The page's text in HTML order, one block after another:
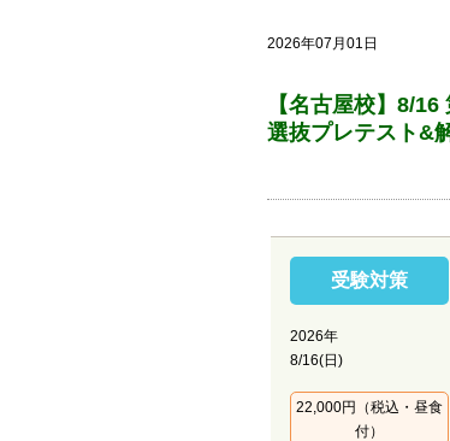
2026年07月01日
【名古屋校】8/
選抜プレテスト&
受験対策
2026年
8/16(日)
22,000円（税込・昼食
付）